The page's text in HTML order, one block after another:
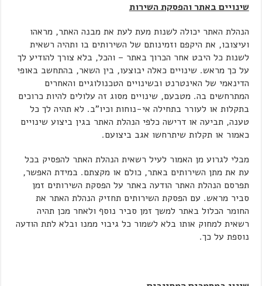
שינויים באתר והפסקת השירות
הנהלת האתר יכולה לשנות מעת לעת את מבנה האתר, מראהו
ועיצובו, את היקפם וזמינותם של השירותים בו ותהיה רשאית
לשנות כל היבט אחר הכרוך באתר – והכל, בלא צורך להודיע לך
על כך מראש. שינויים כאלה יבוצעו, בין השאר, בהתחשב באופי
הדינאמי של האינטרנט ובשינויים הטכנולוגיים והאחרים
המתרחשים בה. מטבעם, שינויים מסוג זה עלולים להיות כרוכים
בתקלות או לעורר בתחילה אי-נוחות וכיו"ב. לא תהיה לך כל
טענה, תביעה או דרישה כלפי הנהלת האתר בגין ביצוע שינויים
כאמור או תקלות שיתרחשו אגב ביצועם.
מבלי לגרוע מן האמור לעיל רשאית הנהלת האתר להפסיק בכל
עת את מתן השירותים באתר, כולם או מקצתם. במידת האפשר,
תפרסם הנהלת האתר הודעה באתר על הפסקת השירותים זמן
סביר מראש. עם הפסקת השירותים תחזיק הנהלת האתר את
החומר הכלול באתר למשך זמן סביר נוסף ולאחר מכן תהיה
רשאית למחוק אותו בלא לשמור כל גיבוי ממנו ובלא לתת הודעה
נוספת על כך.